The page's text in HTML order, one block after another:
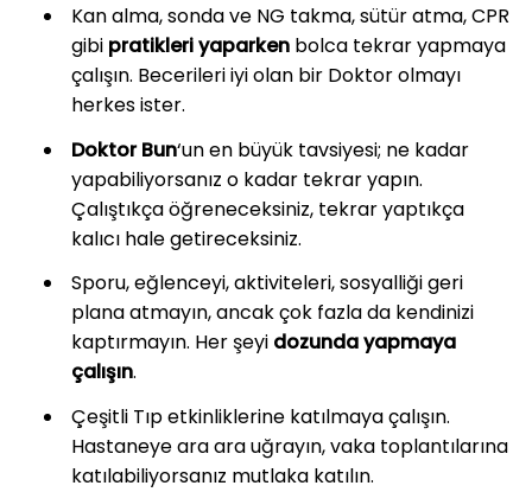
Kan alma, sonda ve NG takma, sütür atma, CPR
gibi pratikleri yaparken bolca tekrar yapmaya
çalışın. Becerileri iyi olan bir Doktor olmayı
herkes ister.
Doktor Bun‘un en büyük tavsiyesi; ne kadar
yapabiliyorsanız o kadar tekrar yapın.
Çalıştıkça öğreneceksiniz, tekrar yaptıkça
kalıcı hale getireceksiniz.
Sporu, eğlenceyi, aktiviteleri, sosyalliği geri
plana atmayın, ancak çok fazla da kendinizi
kaptırmayın. Her şeyi dozunda yapmaya
çalışın.
Çeşitli Tıp etkinliklerine katılmaya çalışın.
Hastaneye ara ara uğrayın, vaka toplantılarına
katılabiliyorsanız mutlaka katılın.